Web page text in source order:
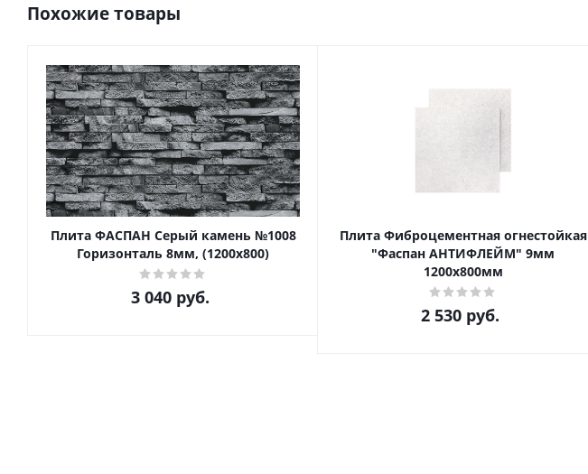
Похожие товары
Плита ФАСПАН Серый камень №1008
Горизонталь 8мм, (1200х800)
3 040руб.
Плита Фиброцементная огнестойкая
"Фаспан АНТИФЛЕЙМ" 9мм
1200х800мм
2 530руб.